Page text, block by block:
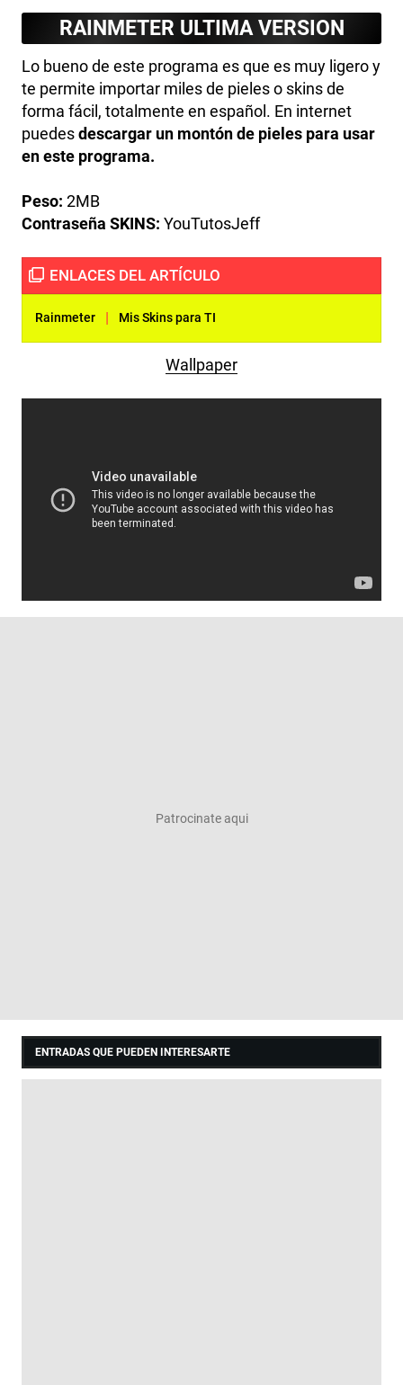
RAINMETER ULTIMA VERSION
Lo bueno de este programa es que es muy ligero y
te permite importar miles de pieles o skins de
forma fácil, totalmente en español. En internet
puedesdescargar un montón de pieles para usar
en este programa.
Peso: 2MB
Contraseña SKINS: YouTutosJeff
Rainmeter | Mis Skins para TI
Wallpaper
ENTRADAS QUE PUEDEN INTERESARTE